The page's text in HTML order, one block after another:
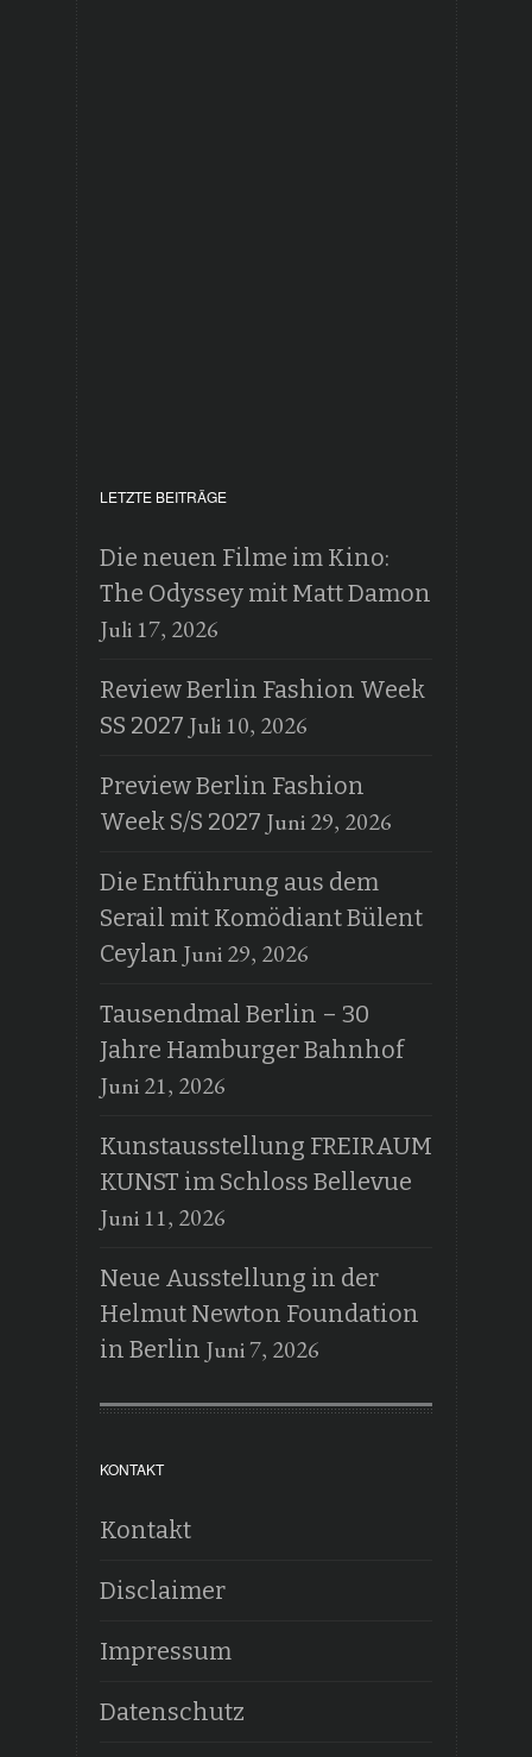
LETZTE BEITRÄGE
Die neuen Filme im Kino:
The Odyssey mit Matt Damon
Juli 17, 2026
Review Berlin Fashion Week
SS 2027 Juli 10, 2026
Preview Berlin Fashion
Week S/S 2027 Juni 29, 2026
Die Entführung aus dem
Serail mit Komödiant Bülent
Ceylan Juni 29, 2026
Tausendmal Berlin – 30
Jahre Hamburger Bahnhof
Juni 21, 2026
Kunstausstellung FREIRAUM
KUNST im Schloss Bellevue
Juni 11, 2026
Neue Ausstellung in der
Helmut Newton Foundation
in Berlin Juni 7, 2026
KONTAKT
Kontakt
Disclaimer
Impressum
Datenschutz